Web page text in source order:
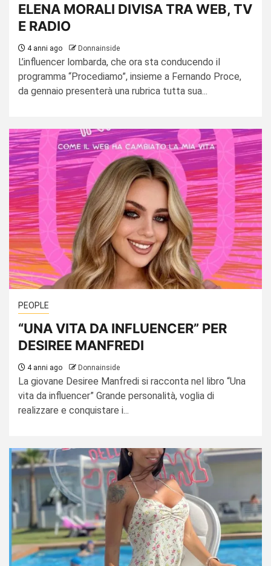
ELENA MORALI DIVISA TRA WEB, TV
E RADIO
4 anni ago Donnainside
L’influencer lombarda, che ora sta conducendo il
programma “Procediamo”, insieme a Fernando Proce,
da gennaio presenterà una rubrica tutta sua...
PEOPLE
“UNA VITA DA INFLUENCER” PER
DESIREE MANFREDI
4 anni ago Donnainside
La giovane Desiree Manfredi si racconta nel libro “Una
vita da influencer” Grande personalità, voglia di
realizzare e conquistare i...